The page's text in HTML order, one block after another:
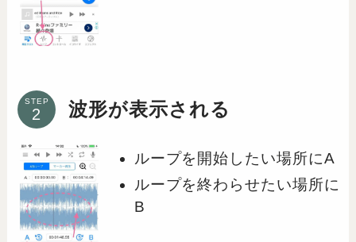
STEP 波形が表示される
ループを開始したい場所にA
ループを終わらせたい場所に
B